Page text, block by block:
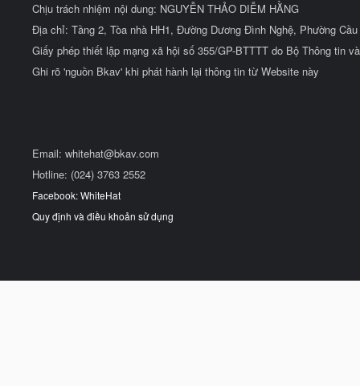
Chịu trách nhiệm nội dung: NGUYỄN THẢO DIỄM HẰNG
Địa chỉ: Tầng 2, Tòa nhà HH1, Đường Dương Đình Nghệ, Phường
Giấy phép thiết lập mạng xã hội số 355/GP-BTTTT do Bộ Thông tin
Ghi rõ 'nguồn Bkav' khi phát hành lại thông tin từ Website này
Email: whitehat@bkav.com
Hotline: (024) 3763 2552
Facebook: WhiteHat
Quy định và điều khoản sử dụng